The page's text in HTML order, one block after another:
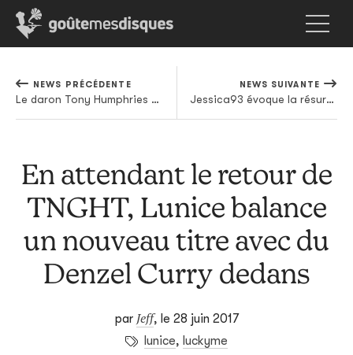
NEWS PRÉCÉDENTE
Le daron Tony Humphries pour mixer 15 ans de Running Back, le label de l'intouchable Gerd Janson
NEWS SUIVANTE
Jessica93 évoque la résurrection ratée du Christ dans le premier extrait de son nouvel album
En attendant le retour de
TNGHT, Lunice balance
un nouveau titre avec du
Denzel Curry dedans
par Jeff, le 28 juin 2017
lunice, luckyme